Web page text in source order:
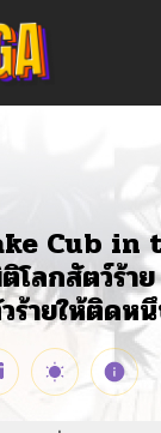
Cub in
ลกสัตว์ร้าย
ร้ายให้ติดห